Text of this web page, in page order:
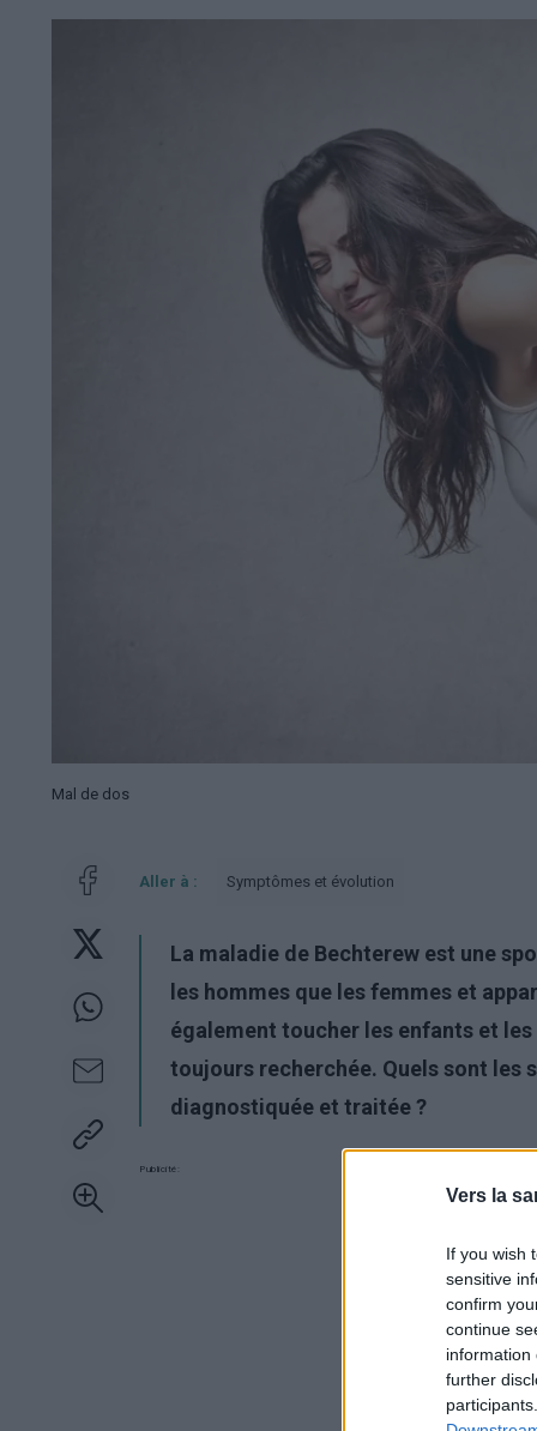
Vers la
If you wish
sensitive
confirm
continue
information
further
Mal de dos
Aller à : Symptômes et évolution
La maladie de Bechterew est une
les hommes que les femmes et
également toucher les enfants et
toujours recherchée. Quels sont les
diagnostiquée et traitée ?
Publicité: